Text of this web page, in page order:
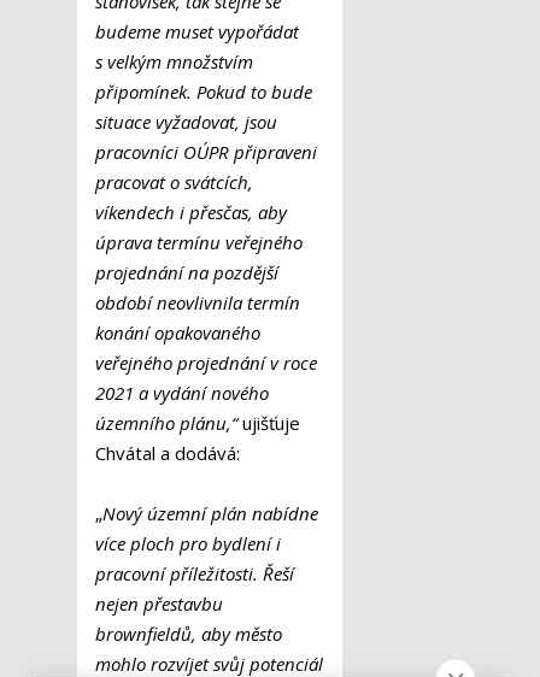
budeme muset vypořádat
s velkým množstvím
připomínek. Pokud to bude
situace vyžadovat, jsou
pracovníci OÚPR připraveni
pracovat o svátcích,
víkendech i přesčas, aby
úprava termínu veřejného
projednání na pozdější
období neovlivnila termín
konání opakovaného
veřejného projednání v roce
2021 a vydání nového
územního plánu,“ujišťuje
Chvátal a dodává:
„Nový územní plán nabídne
více ploch pro bydlení i
pracovní příležitosti. Řeší
nejen přestavbu
brownfieldů, aby město
mohlo rozvíjet svůj potenciál